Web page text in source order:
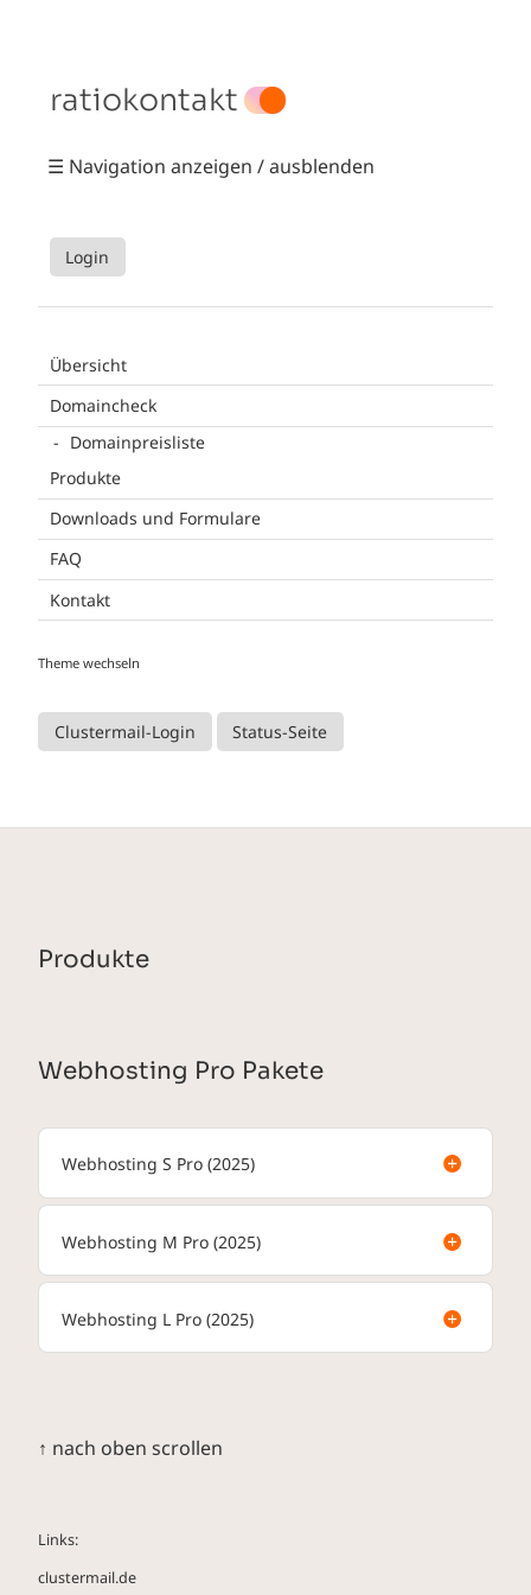
ratiokontakt
☰ Navigation anzeigen / ausblenden
Login
Übersicht
Domaincheck
Domainpreisliste
Produkte
Downloads und Formulare
FAQ
Kontakt
Theme wechseln
Clustermail-Login Status-Seite
Produkte
Webhosting Pro Pakete
Webhosting S Pro (2025)
Webhosting M Pro (2025)
Webhosting L Pro (2025)
↑ nach oben scrollen
clustermail.de